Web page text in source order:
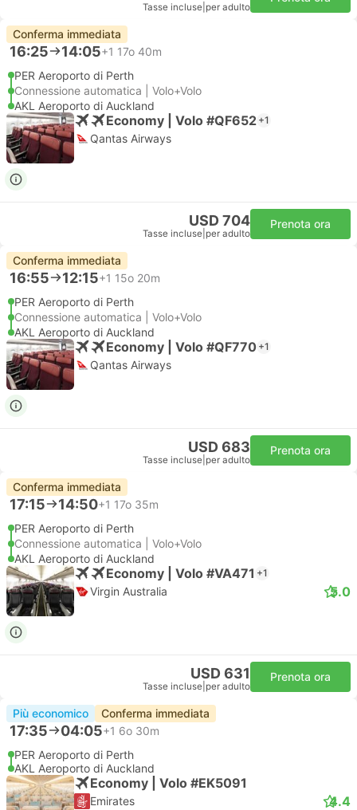
Tasse incluse per adulto
Conferma immediata
16:25 14:05+1 17o 40m
PER Aeroporto di Perth
Connessione automatica | Volo+Volo
AKL Aeroporto di Auckland
Economy | Volo #QF652 +1
Qantas Airways
USD 704
Tasse incluse per adulto
Prenota ora
Conferma immediata
16:55 12:15+1 15o 20m
PER Aeroporto di Perth
Connessione automatica | Volo+Volo
AKL Aeroporto di Auckland
Economy | Volo #QF770 +1
Qantas Airways
USD 683
Tasse incluse per adulto
Prenota ora
Conferma immediata
17:15 14:50+1 17o 35m
PER Aeroporto di Perth
Connessione automatica | Volo+Volo
AKL Aeroporto di Auckland
Economy | Volo #VA471 +1
Virgin Australia 5.0
USD 631
Tasse incluse per adulto
Prenota ora
Più economico Conferma immediata
17:35 04:05+1 6o 30m
PER Aeroporto di Perth
AKL Aeroporto di Auckland
Economy | Volo #EK5091
Emirates 4.4